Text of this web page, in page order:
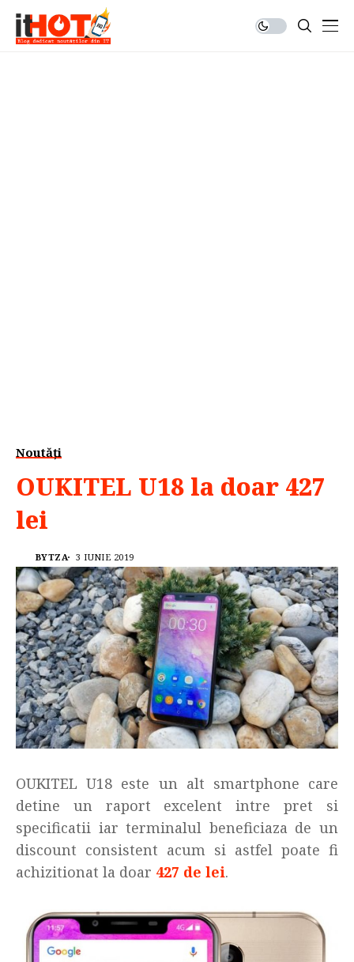
Noutăți
OUKITEL U18 la doar 427
lei
BYTZA 3 IUNIE 2019
OUKITEL U18 este un alt smartphone care
detine un raport excelent intre pret si
specificatii iar terminalul beneficiaza de un
discount consistent acum si astfel poate fi
achizitionat la doar 427 de lei.